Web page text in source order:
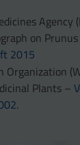
Agency
on
2015
Organization
Plants –